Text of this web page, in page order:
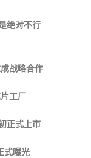
绝对不行
战略合作
工厂
正式上市
式曝光